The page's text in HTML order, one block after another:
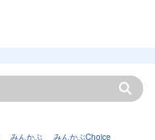
みんかぶ みんかぶChoice